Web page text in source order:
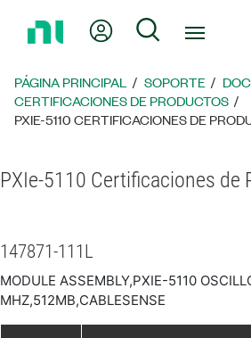
página
principal
Mi cuentaBúsqueda
PÁGINA PRINCIPAL SOPORTE
CERTIFICACIONES DE PRODUCTOS
PXIE-5110 CERTIFICACIONES DE
PXIe-5110 Certificaciones de
147871-111L
MODULE ASSEMBLY,PXIE-5110
MHZ,512MB,CABLESENSE